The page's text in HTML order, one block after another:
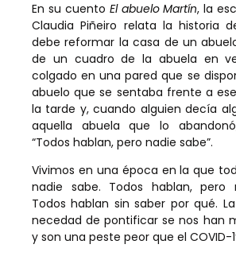
En su cuento El abuelo Martín, la
Claudia Piñeiro relata la historia
debe reformar la casa de un
de un cuadro de la abuela en
colgado en una pared que se
abuelo que se sentaba frente a
la tarde y, cuando alguien decía
aquella abuela que lo
“Todos hablan, pero nadie sabe”.
Vivimos en una época en la que
nadie sabe. Todos hablan, pero
Todos hablan sin saber por qué.
necedad de pontificar se nos han
y son una peste peor que el COVID-